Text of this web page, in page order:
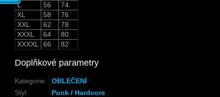
L
56
74
XL
58
76
XXL
62
78
XXXL
64
80
XXXXL
66 82
Doplňkové parametry
Kategorie:
OBLEČENÍ
Styl: Punk / Hardcore